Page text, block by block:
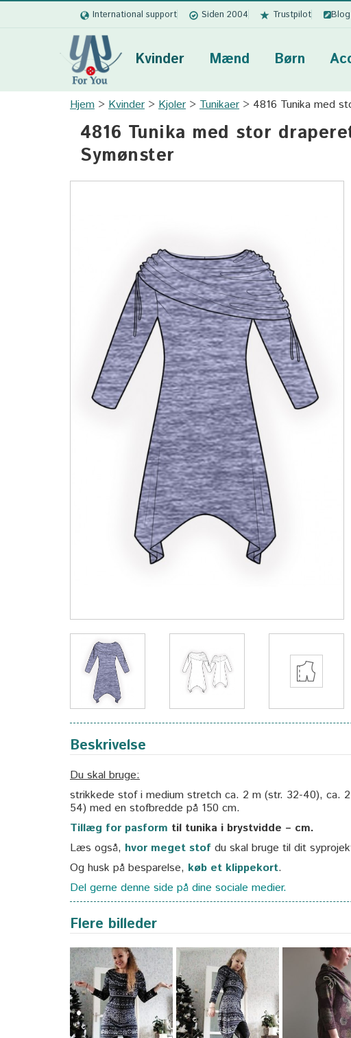
International support Siden 2004 Trustpilot Blog
Kvinder Mænd Børn
Hjem Kvinder Kjoler Tunikaer 4816 Tunika med
4816 Tunika med stor
Symønster
Beskrivelse
Du skal bruge:
strikkede stof i medium stretch ca. 2 m (str. 32-40), ca.
54) med en stofbredde på 150 cm.
Tillæg for pasform til tunika i brystvidde – cm.
Læs også, hvor meget stof du skal bruge til dit
Og husk på besparelse, køb et klippekort.
Del gerne denne side på dine sociale medier.
Flere billeder